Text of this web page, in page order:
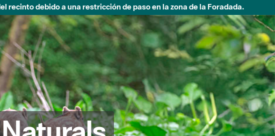
recinto debido a una restricción de paso en la zona de la Foradada.